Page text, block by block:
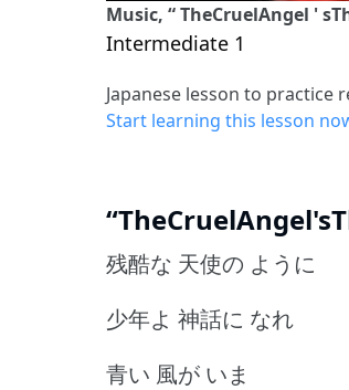
Music, “ TheCruelAngel '
Intermediate 1
Japanese lesson to practice
Start learning this lesson
残酷な 天使の ように
少年よ 神話に なれ
青い 風が いま